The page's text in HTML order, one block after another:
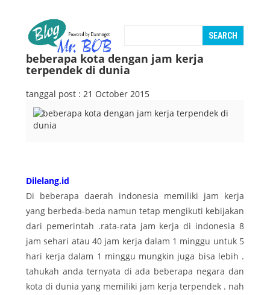
beberapa kota dengan jam kerja
terpendek di dunia
tanggal post : 21 October 2015
Dilelang.id
Di beberapa daerah indonesia memiliki jam kerja
yang berbeda-beda namun tetap mengikuti kebijakan
dari pemerintah .rata-rata jam kerja di indonesia 8
jam sehari atau 40 jam kerja dalam 1 minggu untuk 5
hari kerja dalam 1 minggu mungkin juga bisa lebih .
tahukah anda ternyata di ada beberapa negara dan
kota di dunia yang memiliki jam kerja terpendek . nah